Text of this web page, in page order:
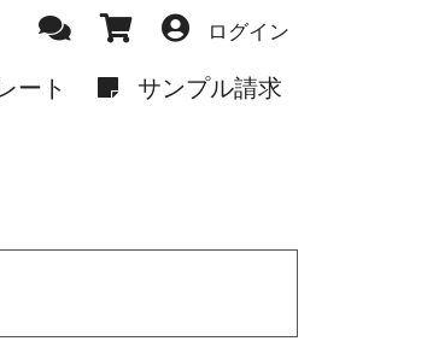
ログイン
ート サンプル請求